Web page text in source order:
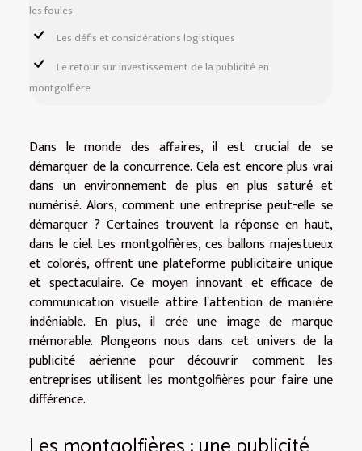
les foules
Les défis et considérations logistiques
Le retour sur investissement de la publicité en
montgolfière
Dans le monde des affaires, il est crucial de se
démarquer de la concurrence. Cela est encore plus vrai
dans un environnement de plus en plus saturé et
numérisé. Alors, comment une entreprise peut-elle se
démarquer ? Certaines trouvent la réponse en haut,
dans le ciel. Les montgolfières, ces ballons majestueux
et colorés, offrent une plateforme publicitaire unique
et spectaculaire. Ce moyen innovant et efficace de
communication visuelle attire l'attention de manière
indéniable. En plus, il crée une image de marque
mémorable. Plongeons nous dans cet univers de la
publicité aérienne pour découvrir comment les
entreprises utilisent les montgolfières pour faire une
différence.